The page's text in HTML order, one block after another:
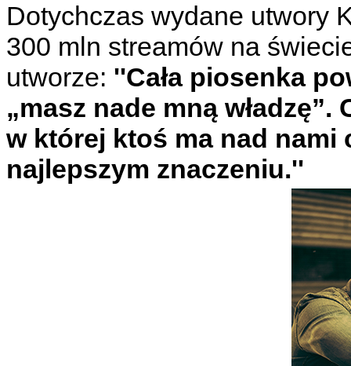
Dotychczas wydane utwory
300 mln streamów na
utworze: ''Cała piosenka
„masz nade mną
w której ktoś ma nad nami
najlepszym znaczeniu.''